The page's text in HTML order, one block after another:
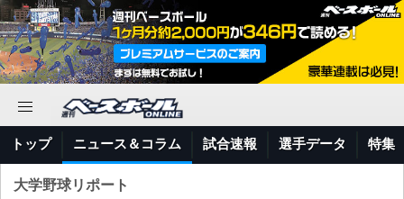
トップ ニュース＆コラム 試合速報 選手データ 特集
大学野球リポート